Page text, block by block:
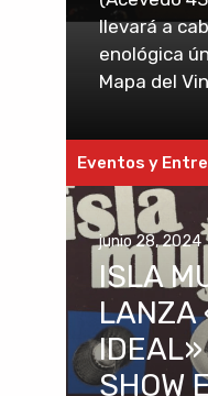
llevará a
enológica
Mapa del
Eventos y
junio 28, 2024
ISLA
LANZA
IDEAL»
SHOW